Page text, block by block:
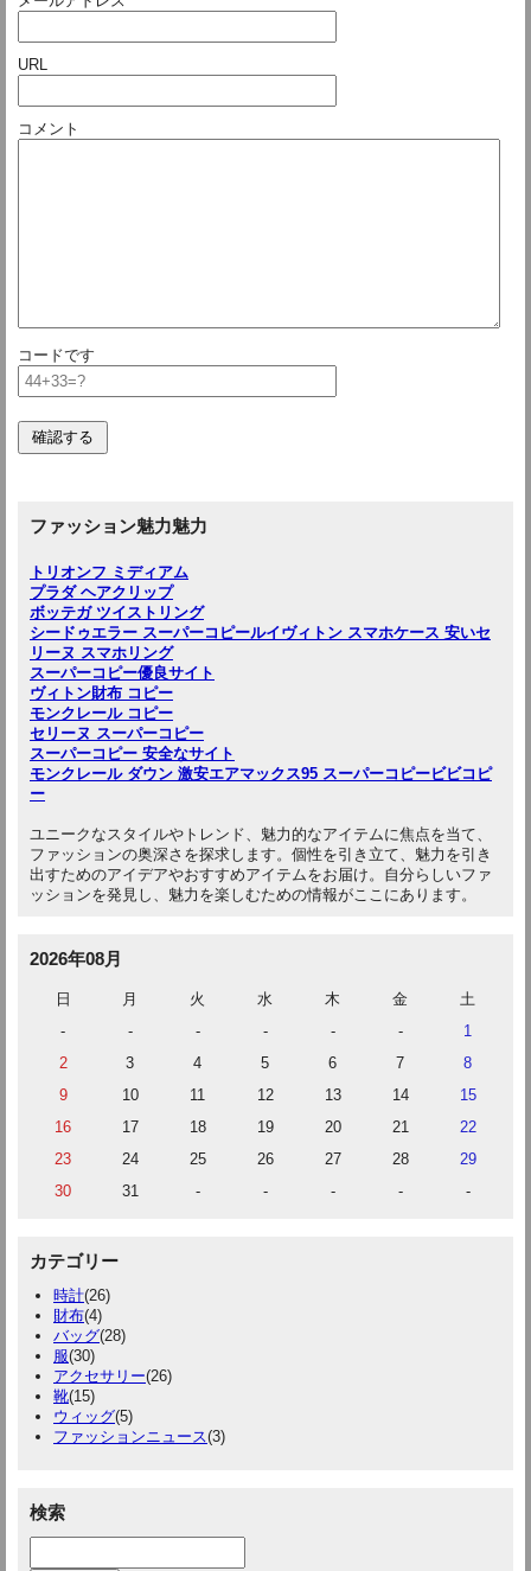
URL
コメント
コードです
ファッション魅力魅力
トリオンフ ミディアム
プラダ ヘアクリップ
ボッテガ ツイストリング
シードゥエラー スーパーコピールイヴィトン スマホケース 安いセ
リーヌ スマホリング
スーパーコピー優良サイト
ヴィトン財布 コピー
モンクレール コピー
セリーヌ スーパーコピー
スーパーコピー 安全なサイト
モンクレール ダウン 激安エアマックス95 スーパーコピービビコピ
ー
ユニークなスタイルやトレンド、魅力的なアイテムに焦点を当て、
ファッションの奥深さを探求します。個性を引き立て、魅力を引き
出すためのアイデアやおすすめアイテムをお届け。自分らしいファ
ッションを発見し、魅力を楽しむための情報がここにあります。
2026年08月
日 月 火 水 木 金
土
-
- - - - -
1
2
3 4 5 6 7
8
9
10 11 12 13 14
15
16
17 18 19 20 21
22
23
24 25 26 27 28
29
30
31 - - - - -
カテゴリー
時計(26)
財布(4)
バッグ(28)
服(30)
アクセサリー(26)
靴(15)
ウィッグ(5)
ファッションニュース(3)
検索